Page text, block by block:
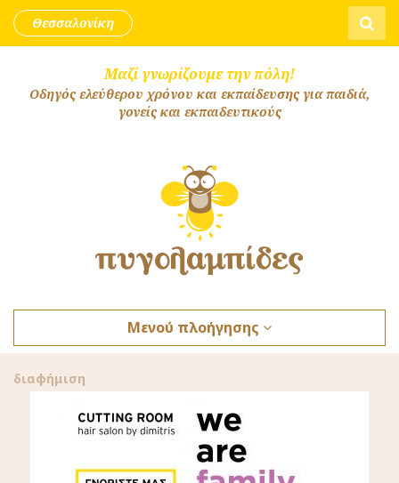
Skip to content
Θεσσαλονίκη
Μαζί γνωρίζουμε την πόλη!
Οδηγός ελεύθερου χρόνου και εκπαίδευσης για παιδιά,
γονείς και εκπαιδευτικούς
Μενού πλοήγησης
διαφήμιση